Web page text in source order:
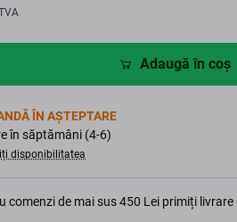
Adaugă în coș
ÎN AȘTEPTARE
în săptămâni (4-6)
disponibilitatea
comenzi de mai sus 450 Lei primiți livrare